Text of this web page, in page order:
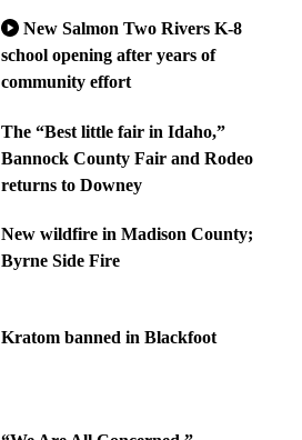
New Salmon Two Rivers K-8
school opening after years of
community effort
The “Best little fair in Idaho,”
Bannock County Fair and Rodeo
returns to Downey
New wildfire in Madison County;
Byrne Side Fire
Kratom banned in Blackfoot